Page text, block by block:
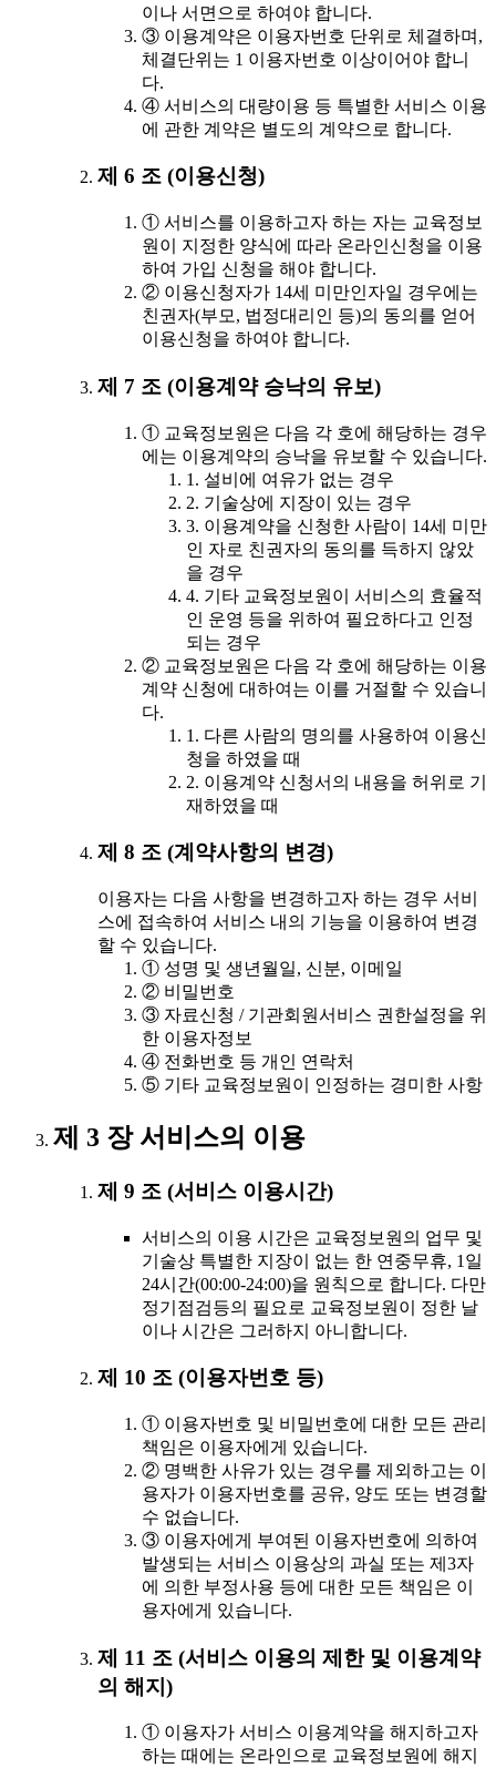
이나 서면으로 하여야 합니다.
③ 이용계약은 이용자번호 단위로 체결하며,
체결단위는 1 이용자번호 이상이어야 합니
다.
④ 서비스의 대량이용 등 특별한 서비스 이용
에 관한 계약은 별도의 계약으로 합니다.
제 6 조 (이용신청)
① 서비스를 이용하고자 하는 자는 교육정보
원이 지정한 양식에 따라 온라인신청을 이용
하여 가입 신청을 해야 합니다.
② 이용신청자가 14세 미만인자일 경우에는
친권자(부모, 법정대리인 등)의 동의를 얻어
이용신청을 하여야 합니다.
제 7 조 (이용계약 승낙의 유보)
① 교육정보원은 다음 각 호에 해당하는 경우
에는 이용계약의 승낙을 유보할 수 있습니다.
1. 설비에 여유가 없는 경우
2. 기술상에 지장이 있는 경우
3. 이용계약을 신청한 사람이 14세 미만
인 자로 친권자의 동의를 득하지 않았
을 경우
4. 기타 교육정보원이 서비스의 효율적
인 운영 등을 위하여 필요하다고 인정
되는 경우
② 교육정보원은 다음 각 호에 해당하는 이용
계약 신청에 대하여는 이를 거절할 수 있습니
다.
1. 다른 사람의 명의를 사용하여 이용신
청을 하였을 때
2. 이용계약 신청서의 내용을 허위로 기
재하였을 때
제 8 조 (계약사항의 변경)
이용자는 다음 사항을 변경하고자 하는 경우 서비
스에 접속하여 서비스 내의 기능을 이용하여 변경
할 수 있습니다.
① 성명 및 생년월일, 신분, 이메일
② 비밀번호
③ 자료신청 / 기관회원서비스 권한설정을 위
한 이용자정보
④ 전화번호 등 개인 연락처
⑤ 기타 교육정보원이 인정하는 경미한 사항
제 3 장 서비스의 이용
제 9 조 (서비스 이용시간)
서비스의 이용 시간은 교육정보원의 업무 및
기술상 특별한 지장이 없는 한 연중무휴, 1일
24시간(00:00-24:00)을 원칙으로 합니다. 다만
정기점검등의 필요로 교육정보원이 정한 날
이나 시간은 그러하지 아니합니다.
제 10 조 (이용자번호 등)
① 이용자번호 및 비밀번호에 대한 모든 관리
책임은 이용자에게 있습니다.
② 명백한 사유가 있는 경우를 제외하고는 이
용자가 이용자번호를 공유, 양도 또는 변경할
수 없습니다.
③ 이용자에게 부여된 이용자번호에 의하여
발생되는 서비스 이용상의 과실 또는 제3자
에 의한 부정사용 등에 대한 모든 책임은 이
용자에게 있습니다.
제 11 조 (서비스 이용의 제한 및 이용계약
의 해지)
① 이용자가 서비스 이용계약을 해지하고자
하는 때에는 온라인으로 교육정보원에 해지